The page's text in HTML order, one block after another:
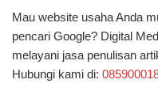
Mau website usaha Anda
pencari Google? Digital
melayani jasa penulisan
Hubungi kami di: